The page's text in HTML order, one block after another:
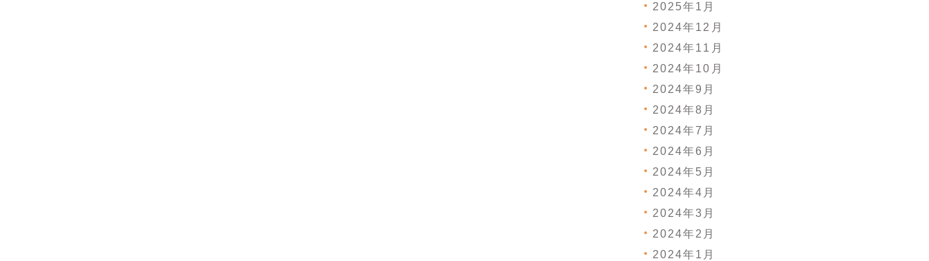
2025年1月
2024年12月
2024年11月
2024年10月
2024年9月
2024年8月
2024年7月
2024年6月
2024年5月
2024年4月
2024年3月
2024年2月
2024年1月